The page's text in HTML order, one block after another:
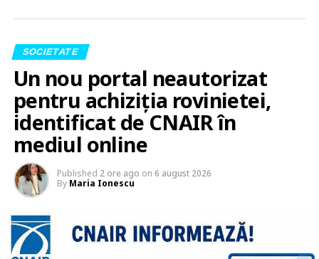
SOCIETATE
Un nou portal neautorizat
pentru achiziția rovinietei,
identificat de CNAIR în
mediul online
Published 2 ore ago on 6 august 2026
By Maria Ionescu